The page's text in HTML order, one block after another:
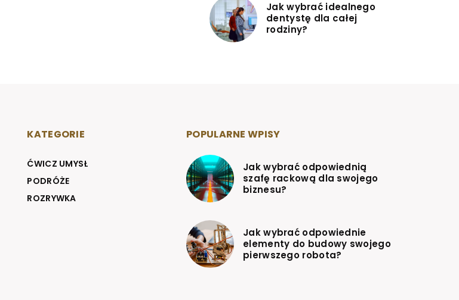
Jak wybrać idealnego
dentystę dla całej
rodziny?
KATEGORIE
ĆWICZ UMYSŁ
PODRÓŻE
ROZRYWKA
POPULARNE WPISY
Jak wybrać odpowiednią
szafę rackową dla swojego
biznesu?
Jak wybrać odpowiednie
elementy do budowy swojego
pierwszego robota?